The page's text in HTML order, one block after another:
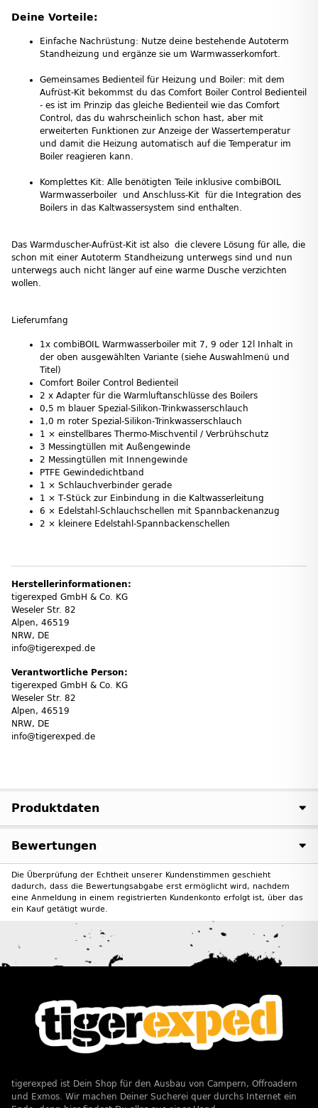
Deine Vorteile:
Einfache Nachrüstung: Nutze deine bestehende Autoterm
Standheizung und ergänze sie um Warmwasserkomfort.
Gemeinsames Bedienteil für Heizung und Boiler: mit dem
Aufrüst-Kit bekommst du das Comfort Boiler Control Bedienteil
- es ist im Prinzip das gleiche Bedienteil wie das Comfort
Control, das du wahrscheinlich schon hast, aber mit
erweiterten Funktionen zur Anzeige der Wassertemperatur
und damit die Heizung automatisch auf die Temperatur im
Boiler reagieren kann.
Komplettes Kit: Alle benötigten Teile inklusive combiBOIL
Warmwasserboiler und Anschluss-Kit für die Integration des
Boilers in das Kaltwassersystem sind enthalten.
Das Warmduscher-Aufrüst-Kit ist also die clevere Lösung für alle, die
schon mit einer Autoterm Standheizung unterwegs sind und nun
unterwegs auch nicht länger auf eine warme Dusche verzichten
wollen.
Lieferumfang
1x combiBOIL Warmwasserboiler mit 7, 9 oder 12l Inhalt in
der oben ausgewählten Variante (siehe Auswahlmenü und
Titel)
Comfort Boiler Control Bedienteil
2 x Adapter für die Warmluftanschlüsse des Boilers
0,5 m blauer Spezial‑Silikon‑Trinkwasserschlauch
1,0 m roter Spezial‑Silikon‑Trinkwasserschlauch
1 × einstellbares Thermo‑Mischventil / Verbrühschutz
3 Messingtüllen mit Außengewinde
2 Messingtüllen mit Innengewinde
PTFE Gewindedichtband
1 × Schlauchverbinder gerade
1 × T‑Stück zur Einbindung in die Kaltwasserleitung
6 × Edelstahl‑Schlauchschellen mit Spannbackenanzug
2 × kleinere Edelstahl‑Spannbackenschellen
Herstellerinformationen:
tigerexped GmbH & Co. KG
Weseler Str. 82
Alpen, 46519
NRW, DE
info@tigerexped.de
Verantwortliche Person:
tigerexped GmbH & Co. KG
Weseler Str. 82
Alpen, 46519
NRW, DE
info@tigerexped.de
Produktdaten
Bewertungen
Die Überprüfung der Echtheit unserer Kundenstimmen geschieht
dadurch, dass die Bewertungsabgabe erst ermöglicht wird, nachdem
eine Anmeldung in einem registrierten Kundenkonto erfolgt ist, über das
ein Kauf getätigt wurde.
tigerexped ist Dein Shop für den Ausbau von Campern, Offroadern
und Exmos. Wir machen Deiner Sucherei quer durchs Internet ein